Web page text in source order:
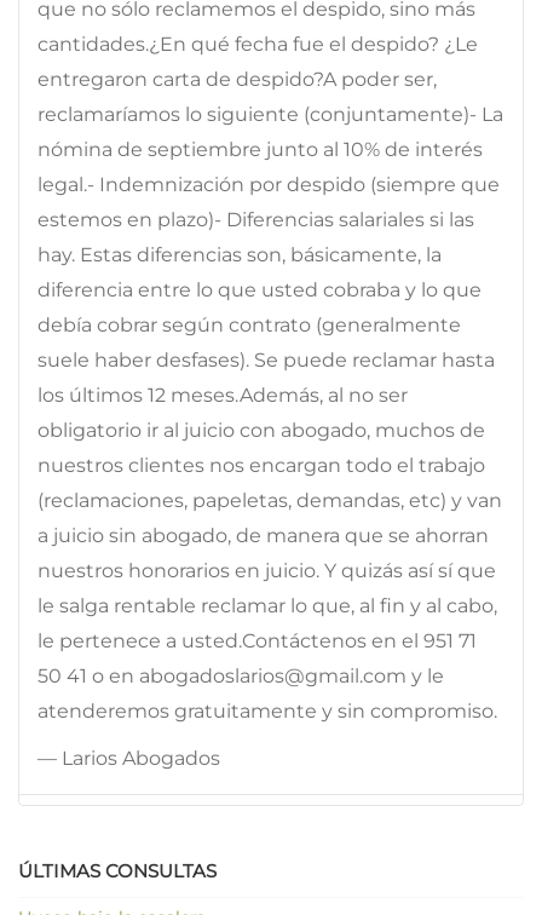
que no sólo reclamemos el despido, sino más
cantidades.¿En qué fecha fue el despido? ¿Le
entregaron carta de despido?A poder ser,
reclamaríamos lo siguiente (conjuntamente)- La
nómina de septiembre junto al 10% de interés
legal.- Indemnización por despido (siempre que
estemos en plazo)- Diferencias salariales si las
hay. Estas diferencias son, básicamente, la
diferencia entre lo que usted cobraba y lo que
debía cobrar según contrato (generalmente
suele haber desfases). Se puede reclamar hasta
los últimos 12 meses.Además, al no ser
obligatorio ir al juicio con abogado, muchos de
nuestros clientes nos encargan todo el trabajo
(reclamaciones, papeletas, demandas, etc) y van
a juicio sin abogado, de manera que se ahorran
nuestros honorarios en juicio. Y quizás así sí que
le salga rentable reclamar lo que, al fin y al cabo,
le pertenece a usted.Contáctenos en el 951 71
50 41 o en abogadoslarios@gmail.com y le
atenderemos gratuitamente y sin compromiso.
— Larios Abogados
ÚLTIMAS CONSULTAS